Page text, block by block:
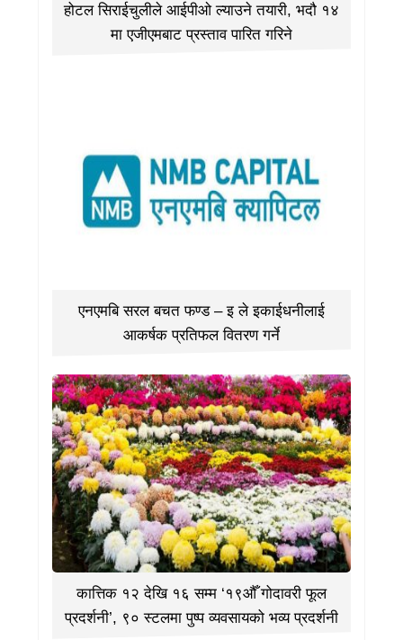
होटल सिराईचुलीले आईपीओ ल्याउने तयारी, भदौ १४
मा एजीएमबाट प्रस्ताव पारित गरिने
एनएमबि सरल बचत फण्ड – इ ले इकाईधनीलाई
आकर्षक प्रतिफल वितरण गर्ने
कात्तिक १२ देखि १६ सम्म ‘१९औँ गोदावरी फूल
प्रदर्शनी’, ९० स्टलमा पुष्प व्यवसायको भव्य प्रदर्शनी